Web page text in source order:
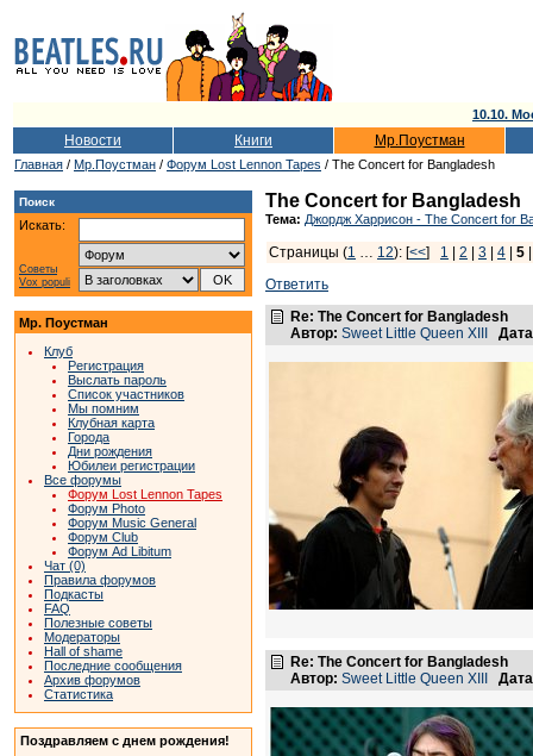
10.10.
Новости Книги Мр.Поустман
Главная / Мр.Поустман / Форум Lost Lennon Tapes / The Concert for Bangladesh
Поиск
Искать:
Советы
Vox populi
Мр. Поустман
Клуб
Регистрация
Выслать пароль
Список участников
Мы помним
Клубная карта
Города
Дни рождения
Юбилеи регистрации
Все форумы
Форум Lost Lennon Tapes
Форум Photo
Форум Music General
Форум Club
Форум Ad Libitum
Чат (0)
Правила форумов
Подкасты
FAQ
Полезные советы
Модераторы
Hall of shame
Последние сообщения
Архив форумов
Статистика
Поздравляем с днем рождения!
The Concert for Bangladesh
Тема: Джордж Харрисон - The Concert for
Страницы (1 … 12): [<<] 1 2 3 4 5
Ответить
Re: The Concert for Bangladesh
Автор: Sweet Little Queen XIII
Re: The Concert for Bangladesh
Автор: Sweet Little Queen XIII